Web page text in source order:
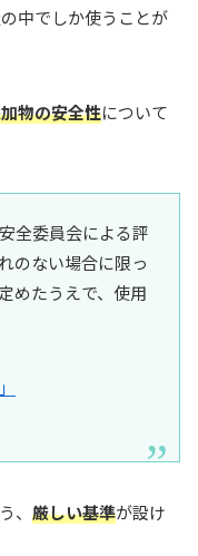
中でしか使うことが
物の安全性について
全委員会による評
のない場合に限っ
めたうえで、使用
、 厳しい基準が設け